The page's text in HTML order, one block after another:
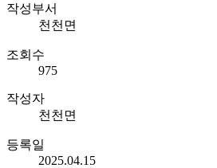
작성부서
천천면
조회수
975
작성자
천천면
등록일
2025.04.15